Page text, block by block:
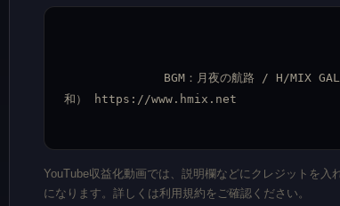
BGM：月夜の航路 / H/MIX
和） https://www.hmix.net
YouTube収益化動画では、説明欄などにクレジットを入
になります。詳しくは利用規約をご確認ください。